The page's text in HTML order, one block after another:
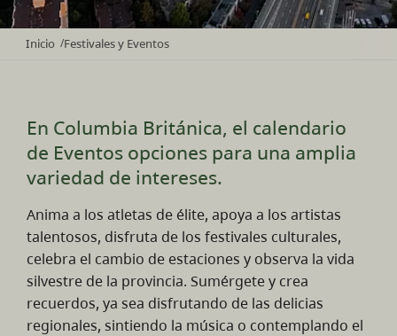
Inicio /Festivales y Eventos
En Columbia Británica, el calendario
de Eventos opciones para una amplia
variedad de intereses.
Anima a los atletas de élite, apoya a los artistas
talentosos, disfruta de los festivales culturales,
celebra el cambio de estaciones y observa la vida
silvestre de la provincia. Sumérgete y crea
recuerdos, ya sea disfrutando de las delicias
regionales, sintiendo la música o contemplando el